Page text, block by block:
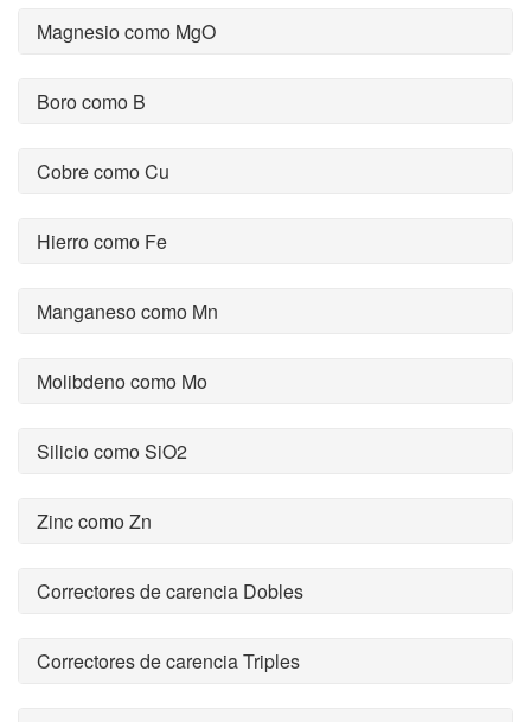
Magnesio como MgO
Boro como B
Cobre como Cu
Hierro como Fe
Manganeso como Mn
Molibdeno como Mo
Silicio como SiO2
Zinc como Zn
Correctores de carencia Dobles
Correctores de carencia Triples